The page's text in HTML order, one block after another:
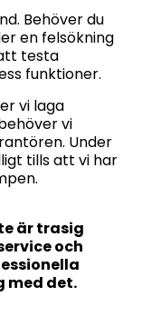
Behöver du
en felsökning
testa
funktioner.
vi laga
vi
Under
tills att vi har
är trasig
och
med det.